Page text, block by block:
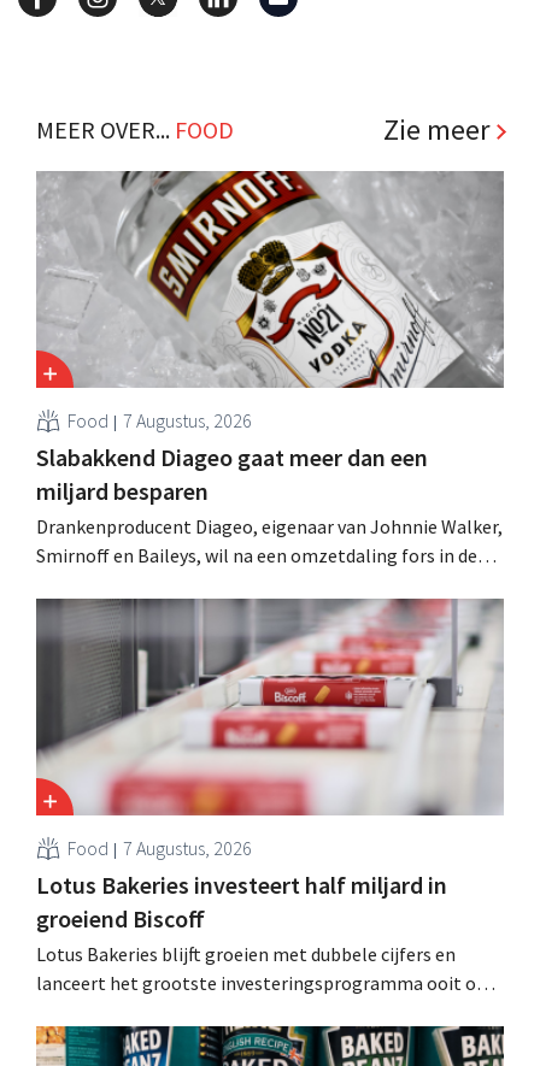
MEER OVER... FOOD Zie meer
Food 7 Augustus, 2026
Slabakkend Diageo gaat meer dan een
miljard besparen
Drankenproducent Diageo, eigenaar van Johnnie Walker,
Smirnoff en Baileys, wil na een omzetdaling fors in de
andere Guiness en voorgemixte cocktails.
Food 7 Augustus, 2026
Lotus Bakeries investeert half miljard in
groeiend Biscoff
Lotus Bakeries blijft groeien met dubbele cijfers en
lanceert het grootste investeringsprogramma ooit om
moeten dit momentum grijpen”.